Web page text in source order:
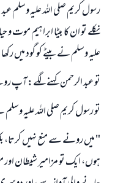
رسول كريم صلى اللہ عليہ وسلم
نكلے تو ان كا بيٹا ابراہيم موت
عليہ وسلم نے بيٹے كو گود ميں
تو عبد الرحمن كہنے لگے: آپ
تو رسول كريم صلى اللہ عليہ
" ميں رونے سے منع نہيں كرتا،
ہوں، ايك تو مزامير شيطان